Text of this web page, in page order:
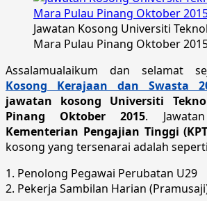
Jawatan Kosong Universiti
Mara Pulau Pinang Oktober
Assalamualaikum dan selamat
Kosong Kerajaan dan Swasta
jawatan kosong Universiti
Pinang Oktober 2015.
Kementerian Pengajian Tinggi
kosong yang tersenarai adalah
1. Penolong Pegawai Perubatan U29
2. Pekerja Sambilan Harian